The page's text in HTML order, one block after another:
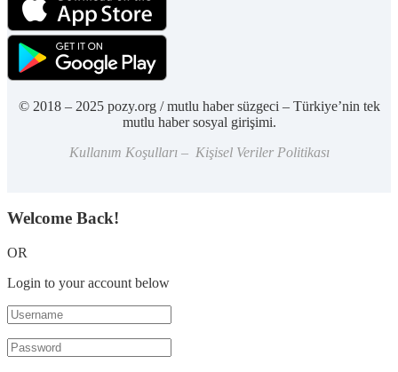
© 2018 – 2025 pozy.org / mutlu haber süzgeci – Türkiye’nin tek
mutlu haber sosyal girişimi.
Kullanım Koşulları – Kişisel Veriler Politikası
Welcome Back!
OR
Login to your account below